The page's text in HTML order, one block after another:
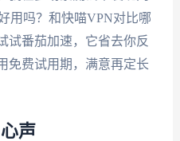
用吗？和快喵VPN对比哪
试番茄加速，它省去你反
免费试用期，满意再定长
声